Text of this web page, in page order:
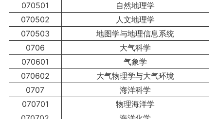
070501
自然地理学
070502
人文地理学
070503
地图学与地理信息系统
0706
大气科学
070601
气象学
070602
大气物理学与大气环境
0707
海洋科学
070701
物理海洋学